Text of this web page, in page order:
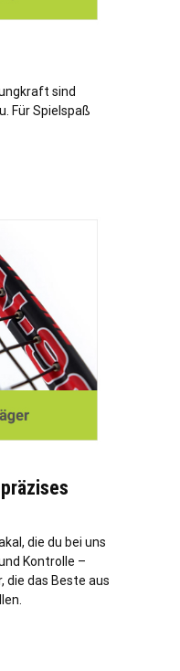
sind
Für Spielspaß
die du bei uns
Kontrolle –
die das Beste aus